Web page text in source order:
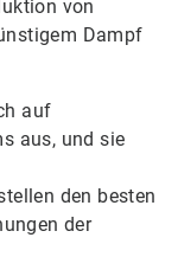
von
Dampf
auf
aus, und sie
den besten
der